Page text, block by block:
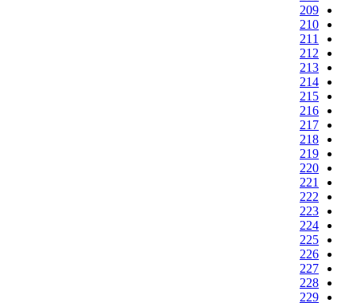
209
210
211
212
213
214
215
216
217
218
219
220
221
222
223
224
225
226
227
228
229